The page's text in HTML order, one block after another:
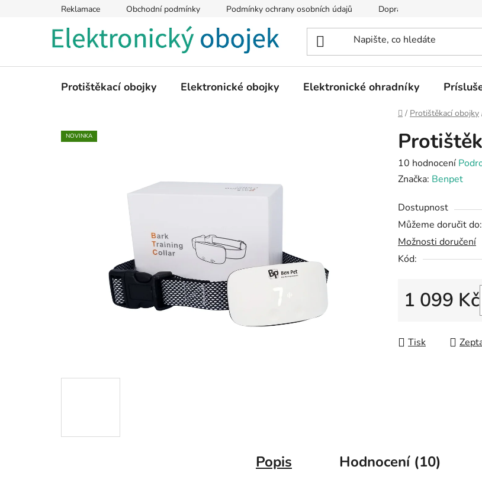
Reklamace Obchodní podmínky Podmínky ochrany osobních údajů Doprava a platba
Protištěkací obojky Elektronické obojky Elektronické ohradníky
Domů
/ Protištěkací obojky
Průměrné
hodnocení
je
3,9
z
5
10 hodnocení
Značka: Benpet
Dostupnost
Můžeme doručit do:
Možnosti doručení
Kód:
1 099 Kč
Tisk
NOVINKA
Popis Hodnocení (10)